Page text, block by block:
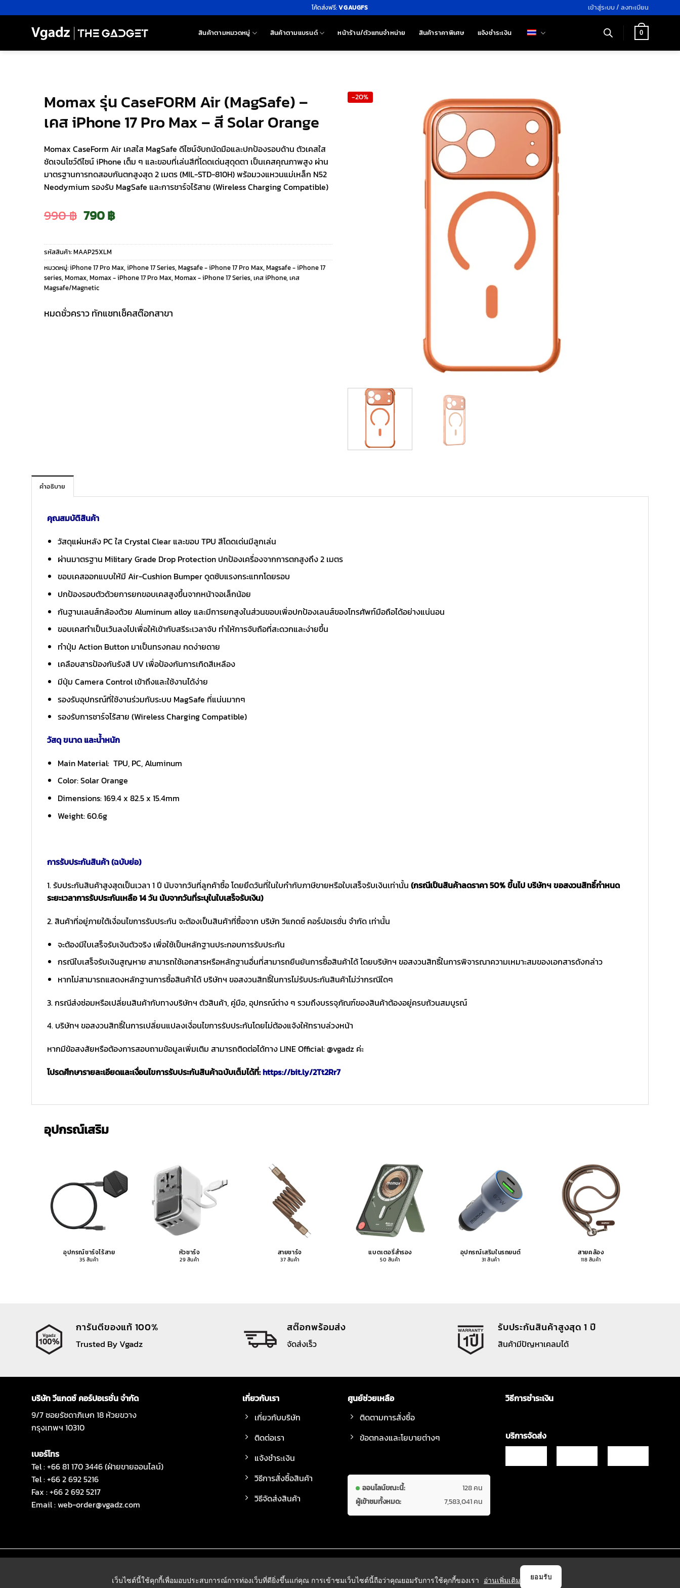
ไป
โค้ดส่งฟรี:VGAUGFS เข้าสู่ระบบ / ลงทะเบียน
สินค้าตามหมวดหมู่ สินค้าตามแบรนด์ หน้าร้าน/ตัวแทนจำหน่าย สินค้าราคาพิเศษ แจ้งชำระเงิน 0
Momax รุ่น CaseFORM Air (MagSafe) –
เคส iPhone 17 Pro Max – สี Solar Orange
Momax CaseForm Air เคสใส MagSafe ดีไซน์จับถนัดมือและปกป้องรอบด้าน ตัวเคสใส
ชัดเจนโชว์ดีไซน์ iPhone เต็ม ๆ และขอบที่เล่นสีที่โดดเด่นสุดุดตา เป็นเคสคุณภาพสูง ผ่าน
มาตรฐานการทดสอบกันตกสูงสุด 2 เมตร (MIL-STD-810H) พร้อมวงแหวนแม่เหล็ก N52
Neodymium รองรับ MagSafe และการชาร์จไร้สาย (Wireless Charging Compatible)
990฿ Original
price
was:
990 ฿.
790฿Current
price
is:
รหัสสินค้า:MAAP25XLM
หมวดหมู่:iPhone 17 Pro Max, iPhone 17 Series, Magsafe - iPhone 17 Pro Max, Magsafe - iPhone 17
series, Momax, Momax - iPhone 17 Pro Max, Momax - iPhone 17 Series, เคส iPhone, เคส
Magsafe/Magnetic
หมดชั่วคราว ทักแชทเช็คสต๊อกสาขา
-20%
คำอธิบาย
คุณสมบัติสินค้า
วัสดุแผ่นหลัง PC ใส Crystal Clear และขอบ TPU สีโดดเด่นมีลูกเล่น
ผ่านมาตรฐาน Military Grade Drop Protection ปกป้องเครื่องจากการตกสูงถึง 2 เมตร
ขอบเคสออกแบบให้มี Air-Cushion Bumper ดูดซับแรงกระแทกโดยรอบ
ปกป้องรอบตัวด้วยการยกขอบเคสสูงขึ้นจากหน้าจอเล็กน้อย
กันฐานเลนส์กล้องด้วย Aluminum alloy และมีการยกสูงในส่วนขอบเพิ่อปกป้องเลนส์ของโทรศัพท์มือถือได้อย่างแน่นอน
ขอบเคสทำเป็นเว้นลงไปเพื่อให้เข้ากับสรีระเวลาจับ ทำให้การจับถือที่สะดวกและง่ายขึ้น
ทำปุ่ม Action Button มาเป็นทรงกลม กดง่ายดาย
เคลือบสารป้องกันรังสี UV เพื่อป้องกันการเกิดสีเหลือง
มีปุ่ม Camera Control เข้าถึงและใช้งานได้ง่าย
รองรับอุปกรณ์ที่ใช้งานร่วมกับระบบ MagSafe ที่แน่นมากๆ
รองรับการชาร์จไร้สาย (Wireless Charging Compatible)
วัสดุ ขนาด และน้ำหนัก
Main Material: TPU, PC, Aluminum
Color: Solar Orange
Dimensions: 169.4 x 82.5 x 15.4mm
Weight: 60.6g
การรับประกันสินค้า (ฉบับย่อ)
1. รับประกันสินค้าสูงสุดเป็นเวลา 1 ปี นับจากวันที่ลูกค้าซื้อ โดยยึดวันที่ในใบกำกับภาษีขายหรือใบเสร็จรับเงินเท่านั้น (กรณีเป็นสินค้าลดราคา 50% ขึ้นไป บริษัทฯ ขอสงวนสิทธิ์กำหนด
ระยะเวลาการรับประกันเหลือ 14 วัน นับจากวันที่ระบุในใบเสร็จรับเงิน)
2. สินค้าที่อยู่ภายใต้เงื่อนไขการรับประกัน จะต้องเป็นสินค้าที่ซื้อจาก บริษัท วีแกดซ์ คอร์ปอเรชั่น จำกัด เท่านั้น
จะต้องมีใบเสร็จรับเงินตัวจริง เพื่อใช้เป็นหลักฐานประกอบการรับประกัน
กรณีใบเสร็จรับเงินสูญหาย สามารถใช้เอกสารหรือหลักฐานอื่นที่สามารถยืนยันการซื้อสินค้าได้ โดยบริษัทฯ ขอสงวนสิทธิ์ในการพิจารณาความเหมาะสมของเอกสารดังกล่าว
หากไม่สามารถแสดงหลักฐานการซื้อสินค้าได้ บริษัทฯ ขอสงวนสิทธิ์ในการไม่รับประกันสินค้าไม่ว่ากรณีใดๆ
3. กรณีส่งซ่อมหรือเปลี่ยนสินค้ากับทางบริษัทฯ ตัวสินค้า, คู่มือ, อุปกรณ์ต่าง ๆ รวมถึงบรรจุภัณฑ์ของสินค้าต้องอยู่ครบถ้วนสมบูรณ์
4. บริษัทฯ ขอสงวนสิทธิ์ในการเปลี่ยนแปลงเงื่อนไขการรับประกันโดยไม่ต้องแจ้งให้ทราบล่วงหน้า
หากมีข้อสงสัยหรือต้องการสอบถามข้อมูลเพิ่มเติม สามารถติดต่อได้ทาง LINE Official: @vgadz ค่ะ
โปรดศึกษารายละเอียดและเงื่อนไขการรับประกันสินค้าฉบับเต็มได้ที่:https://bit.ly/2Tt2Rr7
อุปกรณ์เสริม
อุปกรณ์ชาร์จไร้สาย
35 สินค้า
หัวชาร์จ
29 สินค้า
สายชาร์จ
37 สินค้า
แบตเตอรี่สำรอง
50 สินค้า
อุปกรณ์เสริมในรถยนต์
31 สินค้า
สายคล้อง
118 สินค้า
การันตีของแท้ 100%
Trusted By Vgadz
สต๊อกพร้อมส่ง
จัดส่งเร็ว
รับประกันสินค้าสูงสุด 1 ปี
สินค้ามีปัญหาเคลมได้
บริษัท วีแกดซ์ คอร์ปอเรชั่น จำกัด
9/7 ซอยรัชดาภิเษก 18 ห้วยขวาง
กรุงเทพฯ 10310
เบอร์โทร
Tel : +66 81 170 3446 (ฝ่ายขายออนไลน์)
Tel : +66 2 692 5216
Fax : +66 2 692 5217
Email :web-order@vgadz.com
เกี่ยวกับเรา
เกี่ยวกับบริษัท
ติดต่อเรา
แจ้งชำระเงิน
วิธีการสั่งซื้อสินค้า
วิธีจัดส่งสินค้า
ศูนย์ช่วยเหลือ
ติดตามการสั่งซื้อ
ข้อตกลงและโยบายต่างๆ
ออนไลน์ขณะนี้:
128 คน
ผู้เข้าชมทั้งหมด:
7,583,041 คน
วิธีการชำระเงิน
บริการจัดส่ง
เว็บไซต์นี้ใช้คุกกี้เพื่อมอบประสบการณ์การท่องเว็บที่ดียิ่งขึ้นแก่คุณ การเข้าชมเว็บไซต์นี้ถือว่าคุณยอมรับการใช้คุกกี้ของเรา อ่านเพิ่มเติม ยอมรับ